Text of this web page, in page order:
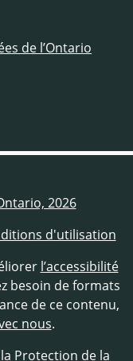
de l’Ontario
2026
d'utilisation
l’accessibilité
besoin de formats
de ce contenu,
nous.
Protection de la